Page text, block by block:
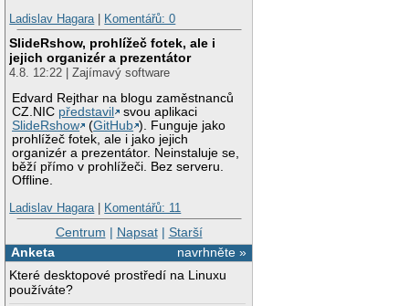
Ladislav Hagara| Komentářů: 0
SlideRshow, prohlížeč fotek, ale i
jejich organizér a prezentátor
4.8. 12:22 | Zajímavý software
Edvard Rejthar na blogu zaměstnanců
CZ.NIC představil
svou aplikaci
SlideRshow
(GitHub ). Funguje jako
prohlížeč fotek, ale i jako jejich
organizér a prezentátor. Neinstaluje se,
běží přímo v prohlížeči. Bez serveru.
Offline.
Ladislav Hagara| Komentářů: 11
Centrum | Napsat| Starší
navrhněte »
Anketa
Které desktopové prostředí na Linuxu
používáte?